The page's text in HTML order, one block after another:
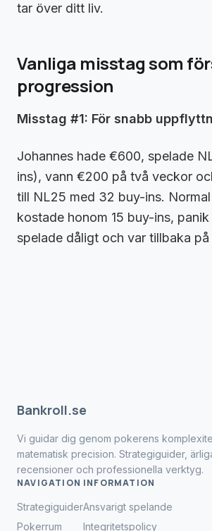
tar över ditt liv.
Vanliga misstag som
progression
Misstag #1: För snabb
Johannes hade €600, spelade
ins), vann €200 på två veckor
till NL25 med 32 buy-ins.
kostade honom 15 buy-ins,
spelade dåligt och var tillbaka
Bankroll.se
Vi guidar dig genom pokerens
matematisk precision. Strategiguider,
recensioner och professionella verktyg.
NAVIGATION
Strategiguider
Pokerrum
INFORMATION
Ansvarigt spelande
Integritetspolicy